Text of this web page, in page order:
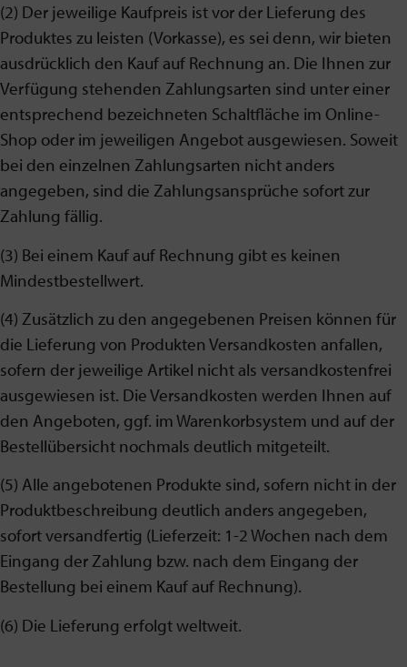
(2) Der jeweilige Kaufpreis ist vor der Lieferung des
Produktes zu leisten (Vorkasse), es sei denn, wir bieten
ausdrücklich den Kauf auf Rechnung an. Die Ihnen zur
Verfügung stehenden Zahlungsarten sind unter einer
entsprechend bezeichneten Schaltfläche im Online-
Shop oder im jeweiligen Angebot ausgewiesen. Soweit
bei den einzelnen Zahlungsarten nicht anders
angegeben, sind die Zahlungsansprüche sofort zur
Zahlung fällig.
(3) Bei einem Kauf auf Rechnung gibt es keinen
Mindestbestellwert.
(4) Zusätzlich zu den angegebenen Preisen können für
die Lieferung von Produkten Versandkosten anfallen,
sofern der jeweilige Artikel nicht als versandkostenfrei
ausgewiesen ist. Die Versandkosten werden Ihnen auf
den Angeboten, ggf. im Warenkorbsystem und auf der
Bestellübersicht nochmals deutlich mitgeteilt.
(5) Alle angebotenen Produkte sind, sofern nicht in der
Produktbeschreibung deutlich anders angegeben,
sofort versandfertig (Lieferzeit: 1-2 Wochen nach dem
Eingang der Zahlung bzw. nach dem Eingang der
Bestellung bei einem Kauf auf Rechnung).
(6) Die Lieferung erfolgt weltweit.